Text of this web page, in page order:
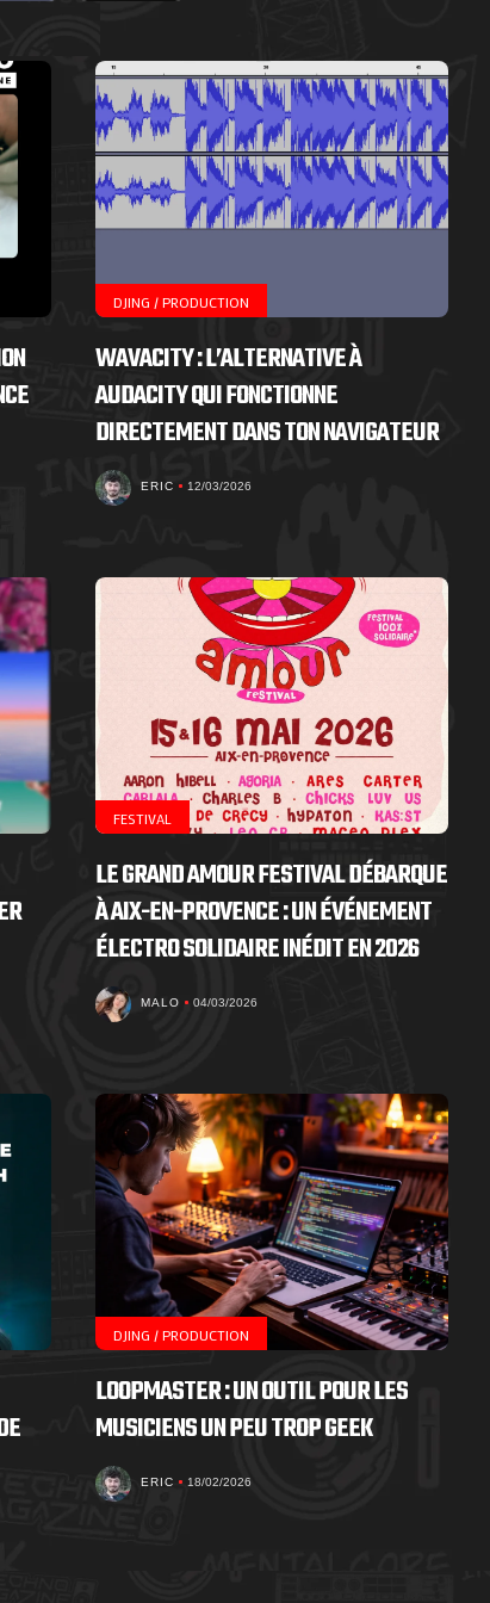
DJING / PRODUCTION
WAVACITY : L’ALTERNATIVE À
AUDACITY QUI FONCTIONNE
DIRECTEMENT DANS TON NAVIGATEUR
ERIC 12/03/2026
FESTIVAL
LE GRAND AMOUR FESTIVAL DÉBARQUE
À AIX-EN-PROVENCE : UN ÉVÉNEMENT
ÉLECTRO SOLIDAIRE INÉDIT EN 2026
MALO 04/03/2026
DJING / PRODUCTION
LOOPMASTER : UN OUTIL POUR LES
MUSICIENS UN PEU TROP GEEK
ERIC 18/02/2026